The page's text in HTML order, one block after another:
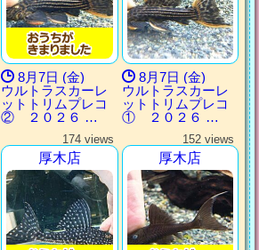
8月7日 (金)
ウルトラスカーレ
ットトリムプレコ
② ２０２６ …
8月7日 (金)
ウルトラスカーレ
ットトリムプレコ
① ２０２６ …
174 views
厚木店
152 views
厚木店